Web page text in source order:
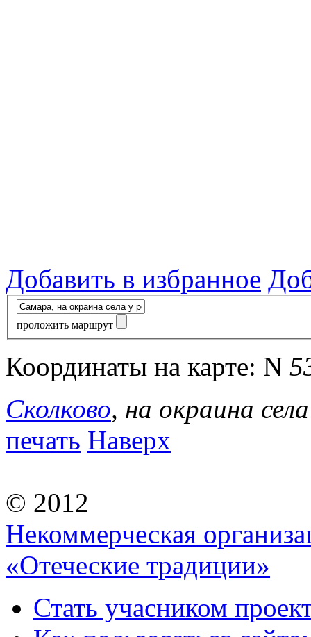
Добавить в избранное
проложить маршрут
Координаты на карте: N
Сколково, на окраина
печать Наверх
© 2012
Некоммерческая
«Отеческие традиции»
Стать учасником